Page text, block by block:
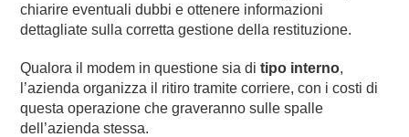
chiarire eventuali dubbi e ottenere informazioni
dettagliate sulla corretta gestione della restituzione.
Qualora il modem in questione sia ditipo interno,
l’azienda organizza il ritiro tramite corriere, con i costi di
questa operazione che graveranno sulle spalle
dell’azienda stessa.